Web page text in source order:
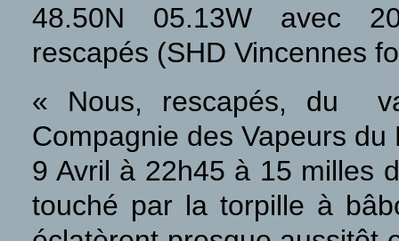
48.50N 05.13W avec
rescapés (SHD Vincennes
« Nous, rescapés, du
Compagnie des Vapeurs
9 Avril à 22h45 à 15 milles
touché par la torpille à